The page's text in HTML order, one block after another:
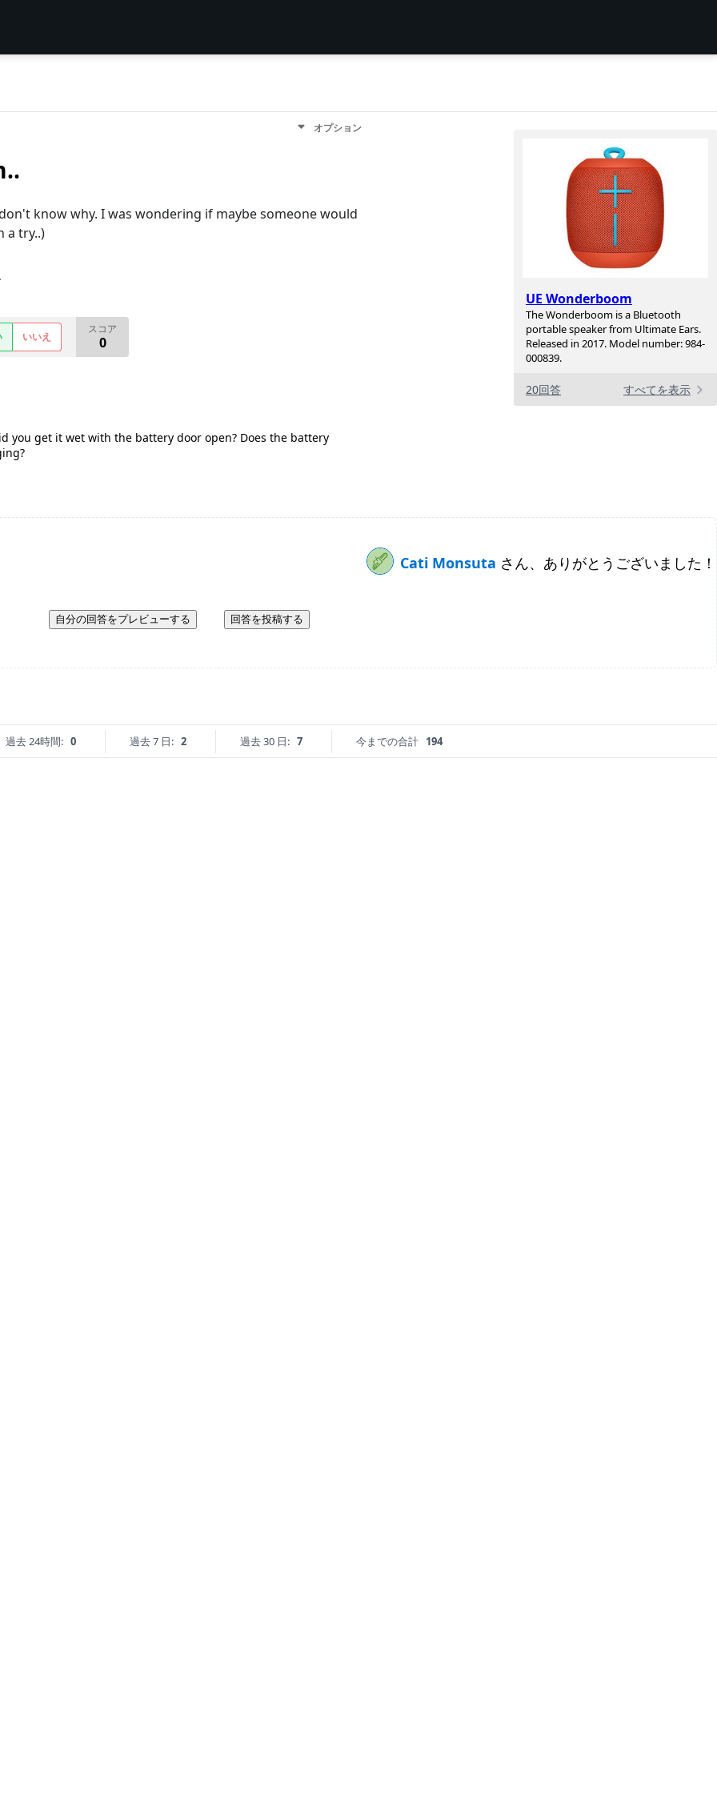
UE Wonderboom
The Wonderboom is a Bluetooth
portable speaker from Ultimate Ears.
Released in 2017. Model number: 984-
000839.
20回答 すべてを表示
オプション
know why. I was wondering if maybe someone would
a try..)
いいえ
スコア
0
you get it wet with the battery door open? Does the battery
Cati Monsuta さん、ありがとうございました！
自分の回答をプレビューする 回答を投稿する
過去 24時間: 0 過去 7 日: 2 過去 30 日: 7 今までの合計 194